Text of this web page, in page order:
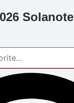
Solanote